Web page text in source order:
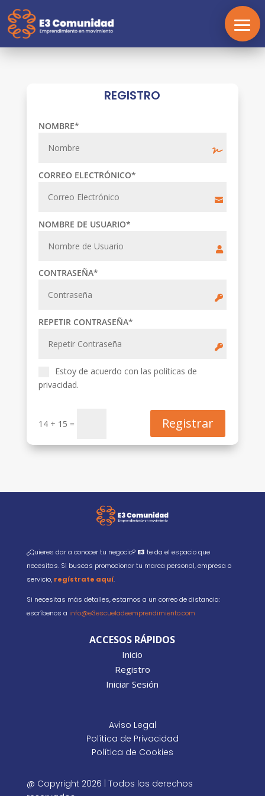
SESIÓN
ESCUELA
E3
SERVICIOS
REGISTRO
NOMBRE*
CORREO ELECTRÓNICO*
NOMBRE DE USUARIO*
CONTRASEÑA*
REPETIR CONTRASEÑA*
Estoy de acuerdo con las políticas de
privacidad.
14 + 15 = Registrar
¿Quieres dar a conocer tu negocio? E3 te da el espacio que
necesitas. Si buscas promocionar tu marca personal, empresa o
servicio, regístrate aquí.
Si necesitas más detalles, estamos a un correo de distancia:
escríbenos a info@e3escueladeemprendimiento.com
ACCESOS RÁPIDOS
Inicio
Registro
Iniciar Sesión
Aviso Legal
Política de Privacidad
Política de Cookies
@ Copyright 2026 | Todos los derechos